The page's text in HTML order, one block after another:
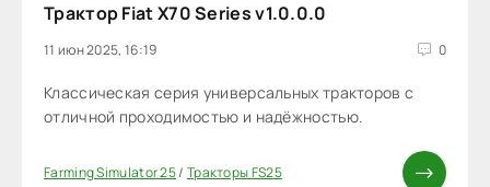
Трактор Fiat X70 Series v1.0.0.0
11 июн 2025, 16:19 0
Классическая серия универсальных тракторов с
отличной проходимостью и надёжностью.
Farming Simulator 25/ Тракторы FS25